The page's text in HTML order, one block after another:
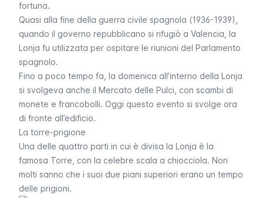
fortuna.
Quasi alla fine della guerra civile spagnola (1936-1939),
quando il governo repubblicano si rifugiò a Valencia, la
Lonja fu utilizzata per ospitare le riunioni del Parlamento
spagnolo.
Fino a poco tempo fa, la domenica all’interno della Lonja
si svolgeva anche il Mercato delle Pulci, con scambi di
monete e francobolli. Oggi questo evento si svolge ora
di fronte all’edificio.
La torre-prigione
Una delle quattro parti in cui è divisa la Lonja è la
famosa Torre, con la celebre scala a chiocciola. Non
molti sanno che i suoi due piani superiori erano un tempo
delle prigioni.